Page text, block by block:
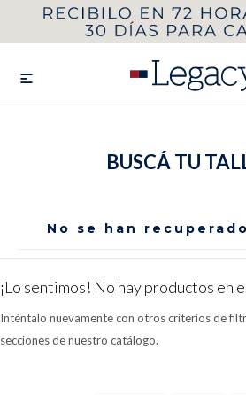

BUSCÁ TU
No se han
¡Lo sentimos! No hay productos en
Inténtalo nuevamente con otros criterios de
secciones de nuestro catálogo.
VER COLECCIÓN DE